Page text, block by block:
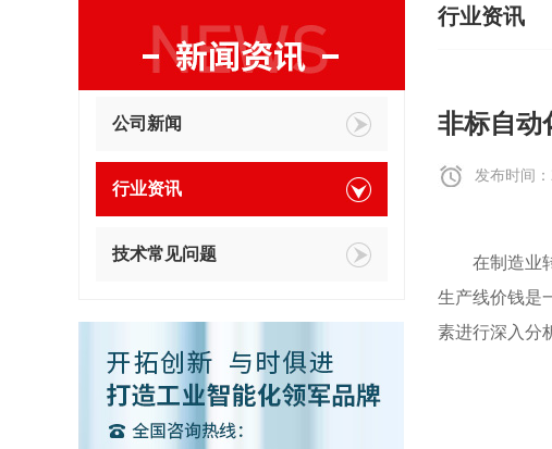
公司新闻
行业资讯
技术常见问题
行业资讯
非标自动
发布时间：
在制造业
生产线价钱是
素进行深入分